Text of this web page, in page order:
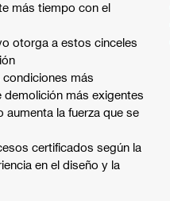
más tiempo con el
otorga a estos cinceles
más
más exigentes
la fuerza que se
certificados según la
en el diseño y la